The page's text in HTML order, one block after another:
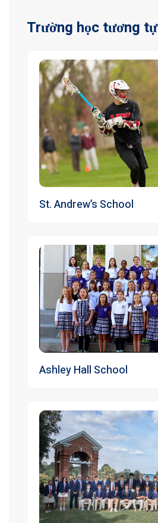
Trường học tương tự
St. Andrew’s School
Ashley Hall School